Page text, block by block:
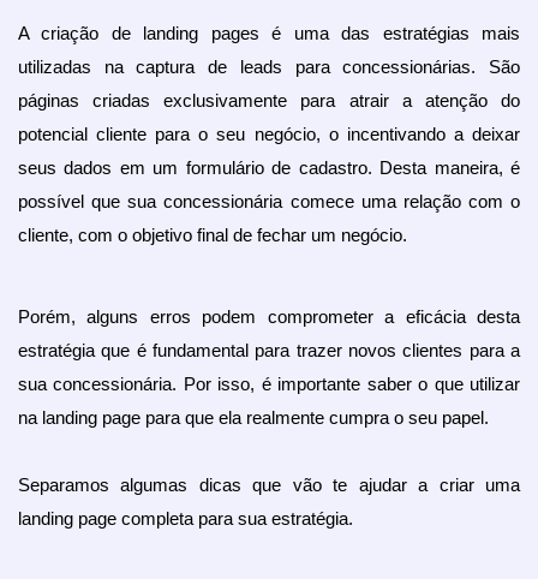
A criação de landing pages é uma das estratégias mais
utilizadas na captura de leads para concessionárias. São
páginas criadas exclusivamente para atrair a atenção do
potencial cliente para o seu negócio, o incentivando a deixar
seus dados em um formulário de cadastro. Desta maneira, é
possível que sua concessionária comece uma relação com o
cliente, com o objetivo final de fechar um negócio.
Porém, alguns erros podem comprometer a eficácia desta
estratégia que é fundamental para trazer novos clientes para a
sua concessionária. Por isso, é importante saber o que utilizar
na landing page para que ela realmente cumpra o seu papel.
Separamos algumas dicas que vão te ajudar a criar uma
landing page completa para sua estratégia.